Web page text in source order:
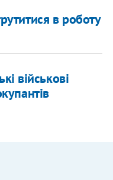
в роботу
військові